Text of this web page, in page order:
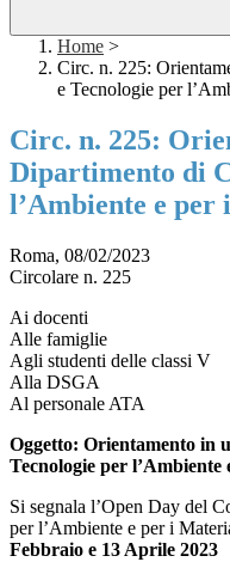
Home >
Circ. n. 225:
e Tecnologie per
Circ. n. 225:
Dipartimento di
l’Ambiente e
Roma, 08/02/2023
Circolare n. 225
Ai docenti
Alle famiglie
Agli studenti delle classi V
Alla DSGA
Al personale ATA
Oggetto: Orientamento in
Tecnologie per
Si segnala l’Open Day del
per l’Ambiente e per i
Febbraio e 13 Aprile 2023